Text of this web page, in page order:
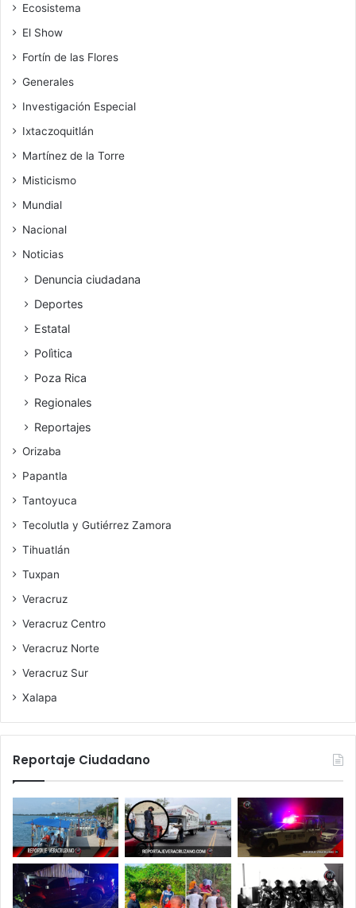
Ecosistema
El Show
Fortín de las Flores
Generales
Investigación Especial
Ixtaczoquitlán
Martínez de la Torre
Misticismo
Mundial
Nacional
Noticias
Denuncia ciudadana
Deportes
Estatal
Polìtica
Poza Rica
Regionales
Reportajes
Orizaba
Papantla
Tantoyuca
Tecolutla y Gutiérrez Zamora
Tihuatlán
Tuxpan
Veracruz
Veracruz Centro
Veracruz Norte
Veracruz Sur
Xalapa
Reportaje Ciudadano